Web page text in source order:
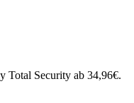
Total Security ab 34,96€.